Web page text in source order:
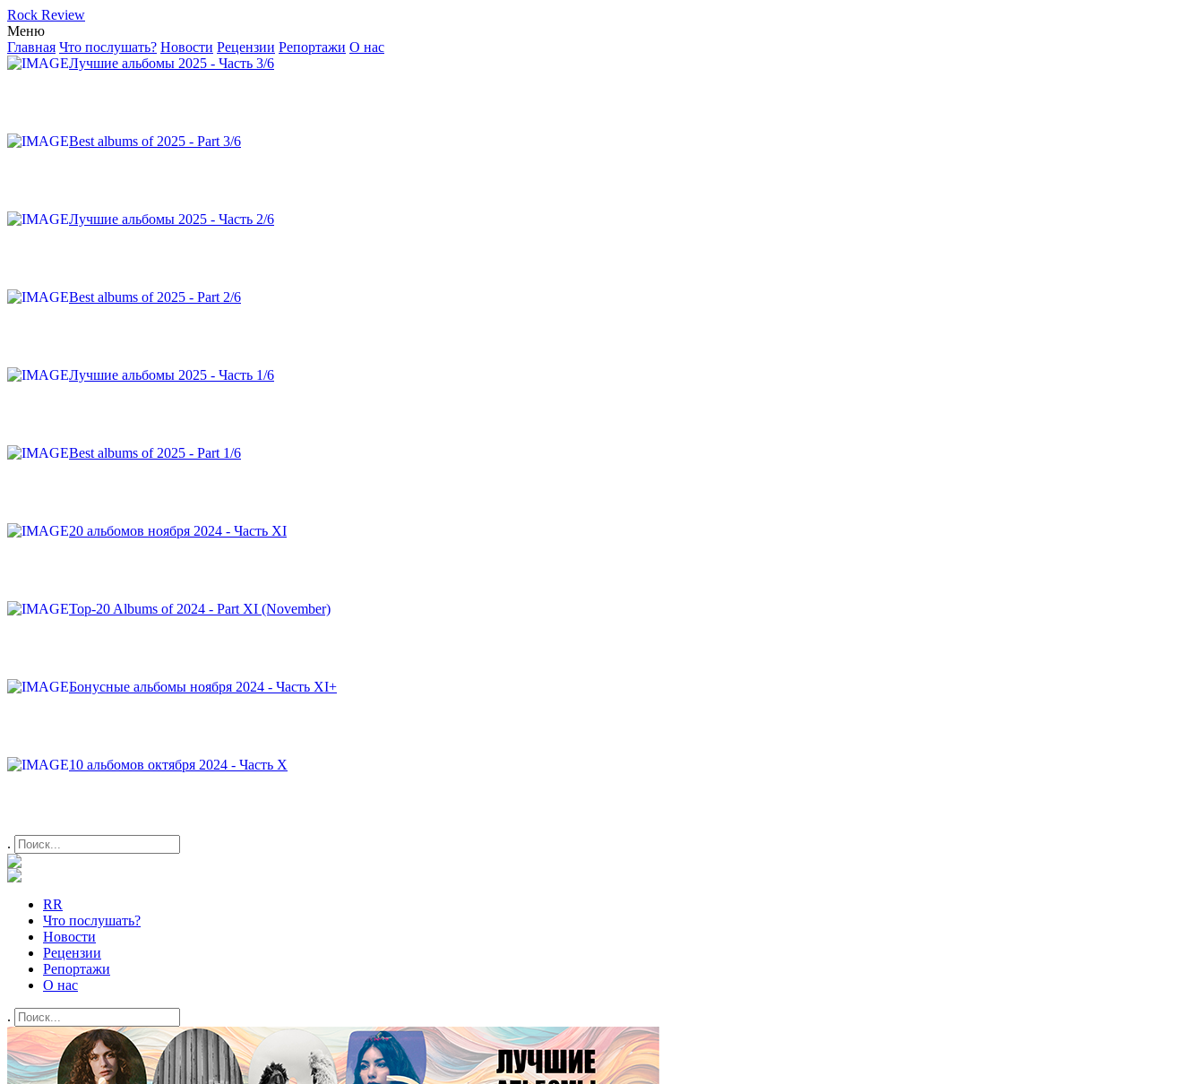
Rock Review
Меню
Главная Что послушать? Новости Рецензии Репортажи О нас
Лучшие альбомы 2025 - Часть 3/6
Best albums of 2025 - Part 3/6
Лучшие альбомы 2025 - Часть 2/6
Best albums of 2025 - Part 2/6
Лучшие альбомы 2025 - Часть 1/6
Best albums of 2025 - Part 1/6
20 альбомов ноября 2024 - Часть XI
Top-20 Albums of 2024 - Part XI (November)
Бонусные альбомы ноября 2024 - Часть XI+
10 альбомов октября 2024 - Часть X
.
RR
Что послушать?
Новости
Рецензии
Репортажи
О нас
.